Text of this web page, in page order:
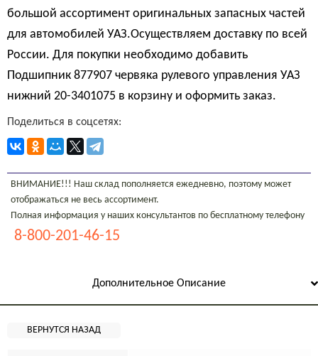
большой ассортимент оригинальных запасных частей
для автомобилей УАЗ.Осуществляем доставку по всей
России. Для покупки необходимо добавить
Подшипник 877907 червяка рулевого управления УАЗ
нижний 20-3401075 в корзину и оформить заказ.
Поделиться в соцсетях:
ВНИМАНИЕ!!! Наш склад пополняется ежедневно, поэтому может
отображаться не весь ассортимент.
Полная информация у наших консультантов по бесплатному телефону
8-800-201-46-15
Дополнительное Описание